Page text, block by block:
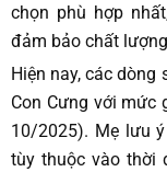
chọn phù hợp
đảm bảo chất
Hiện nay, các dòng
Con Cưng với mức
10/2025). Mẹ lưu
tùy thuộc vào thời